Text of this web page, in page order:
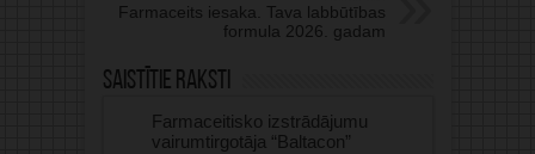
Farmaceits iesaka. Tava labbūtības
formula 2026. gadam
Saistītie raksti
Farmaceitisko izstrādājumu
vairumtirgotāja “Baltacon”